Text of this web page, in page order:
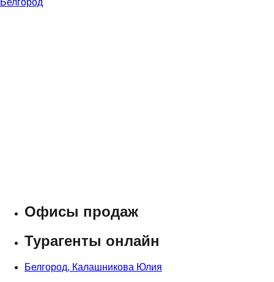
Офисы продаж
Турагенты онлайн
Белгород, Калашникова Юлия